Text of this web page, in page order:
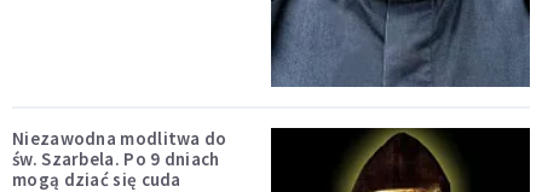
Niezawodna modlitwa do
św. Szarbela. Po 9 dniach
mogą dziać się cuda